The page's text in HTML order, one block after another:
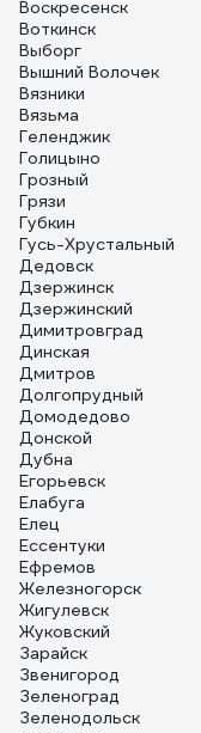
Воскресенск
Воткинск
Выборг
Вышний Волочек
Вязники
Вязьма
Геленджик
Голицыно
Грозный
Грязи
Губкин
Гусь-Хрустальный
Дедовск
Дзержинск
Дзержинский
Димитровград
Динская
Дмитров
Долгопрудный
Домодедово
Донской
Дубна
Егорьевск
Елабуга
Елец
Ессентуки
Ефремов
Железногорск
Жигулевск
Жуковский
Зарайск
Звенигород
Зеленоград
Зеленодольск